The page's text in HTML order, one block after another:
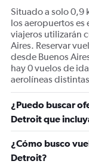
Situado a solo 0,9
los aeropuertos es
viajeros utilizarán
Aires. Reservar
desde Buenos
hay 0 vuelos de
aerolíneas
¿Puedo buscar
Detroit que
¿Cómo busco
Detroit?